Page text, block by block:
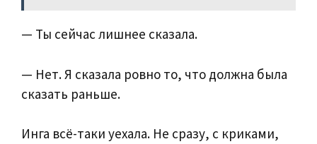
— Ты сейчас лишнее сказала.
— Нет. Я сказала ровно то, что должна была
сказать раньше.
Инга всё-таки уехала. Не сразу, с криками,